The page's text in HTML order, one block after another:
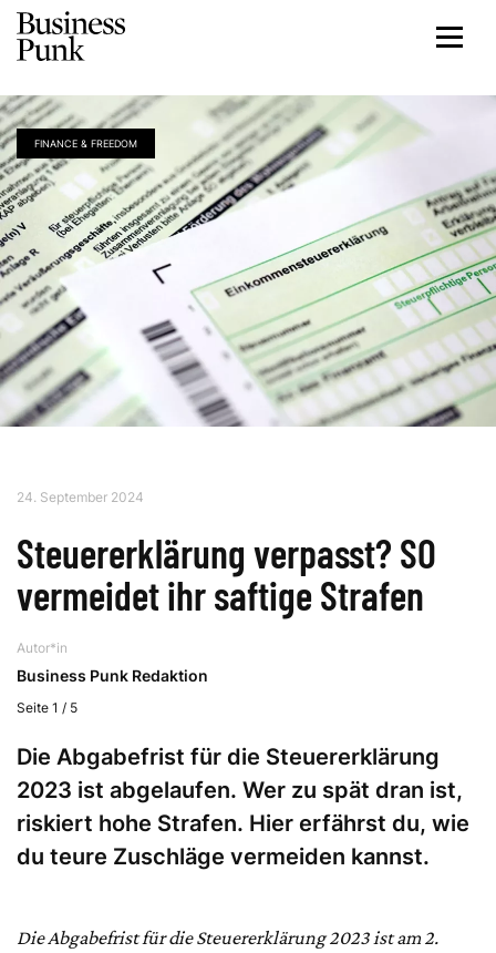
FINANCE & FREEDOM
24. September 2024
Steuererklärung verpasst? SO
vermeidet ihr saftige Strafen
Autor*in
Business Punk Redaktion
Seite 1 / 5
Die Abgabefrist für die Steuererklärung
2023 ist abgelaufen. Wer zu spät dran ist,
riskiert hohe Strafen. Hier erfährst du, wie
du teure Zuschläge vermeiden kannst.
Die Abgabefrist für die Steuererklärung 2023 ist am 2.